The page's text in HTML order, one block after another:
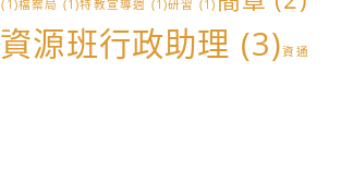
(1)檔案局 (1)特教宣導週 (1)研習 (1)
資源班行政助理 (3)資通